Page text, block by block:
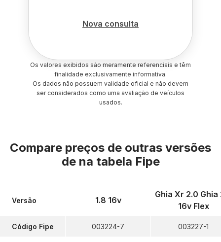
Nova consulta
Os valores exibidos são meramente referenciais e têm
finalidade exclusivamente informativa.
Os dados não possuem validade oficial e não devem
ser considerados como uma avaliação de veículos
usados.
Compare preços de outras versões
de na tabela Fipe
Versão
Código Fipe
1.8 16v
003224-7
Ghia Xr 2.0 Ghia
16v Flex
003227-1